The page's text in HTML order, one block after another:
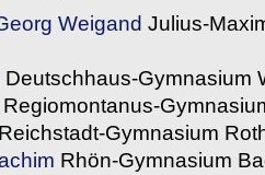
Weigand Julius-
Deutschhaus-Gymnasium
Regiomontanus-
Reichstadt-Gymnasium
Rhön-Gymnasium